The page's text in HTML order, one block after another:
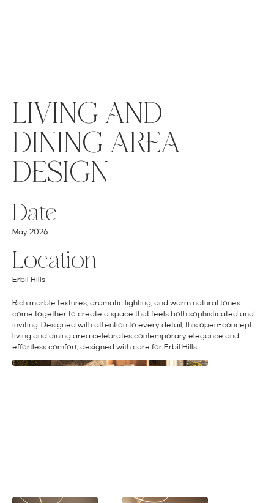
LIVING AND
DINING AREA
DESIGN
Date
May 2026
Location
Erbil Hills
Rich marble textures, dramatic lighting, and warm natural tones
come together to create a space that feels both sophisticated and
inviting. Designed with attention to every detail, this open-concept
living and dining area celebrates contemporary elegance and
effortless comfort, designed with care for Erbil Hills.